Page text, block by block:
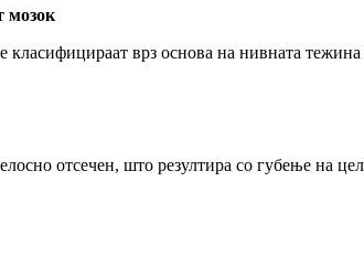
класифицираат врз основа на нивната тежина
отсечен, што резултира со губење на